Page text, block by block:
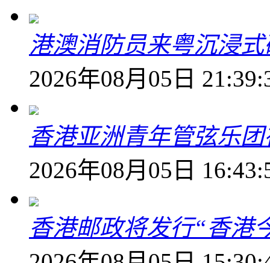
港澳消防员来粤沉浸
2026年08月05日
香港亚洲青年管弦乐
2026年08月05日
香港邮政将发行“香港